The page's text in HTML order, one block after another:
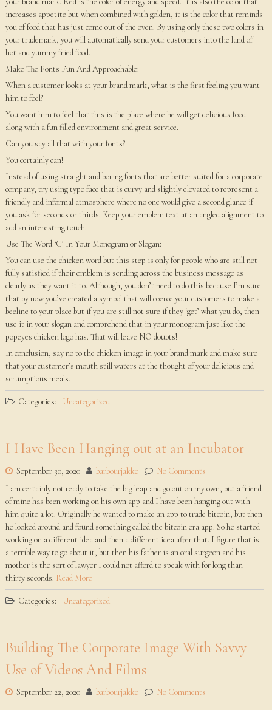
increases appetite but when combined with golden, it is the color that reminds
you of food that has just come out of the oven. By using only these two colors in
your trademark, you will automatically send your customers into the land of
hot and yummy fried food.
Make The Fonts Fun And Approachable:
When a customer looks at your brand mark, what is the first feeling you want
him to feel?
You want him to feel that this is the place where he will get delicious food
along with a fun filled environment and great service.
Can you say all that with your fonts?
You certainly can!
Instead of using straight and boring fonts that are better suited for a corporate
company, try using type face that is curvy and slightly elevated to represent a
friendly and informal atmosphere where no one would give a second glance if
you ask for seconds or thirds. Keep your emblem text at an angled alignment to
add an interesting touch.
Use The Word ‘C’ In Your Monogram or Slogan:
You can use the chicken word but this step is only for people who are still not
fully satisfied if their emblem is sending across the business message as
clearly as they want it to. Although, you don’t need to do this because I’m sure
that by now you’ve created a symbol that will coerce your customers to make a
beeline to your place but if you are still not sure if they ‘get’ what you do, then
use it in your slogan and comprehend that in your monogram just like the
popeyes chicken logo has. That will leave NO doubts!
In conclusion, say no to the chicken image in your brand mark and make sure
that your customer’s mouth still waters at the thought of your delicious and
scrumptious meals.
Categories: Uncategorized
I Have Been Hanging out at an Incubator
September 30, 2020 barbourjakke
No Comments
I am certainly not ready to take the big leap and go out on my own, but a friend
of mine has been working on his own app and I have been hanging out with
him quite a lot. Originally he wanted to make an app to trade bitcoin, but then
he looked around and found something called the bitcoin era app. So he started
working on a different idea and then a different idea after that. I figure that is
a terrible way to go about it, but then his father is an oral surgeon and his
mother is the sort of lawyer I could not afford to speak with for long than
thirty seconds. Read More
Categories: Uncategorized
Building The Corporate Image With Savvy
Use of Videos And Films
September 22, 2020 barbourjakke No Comments